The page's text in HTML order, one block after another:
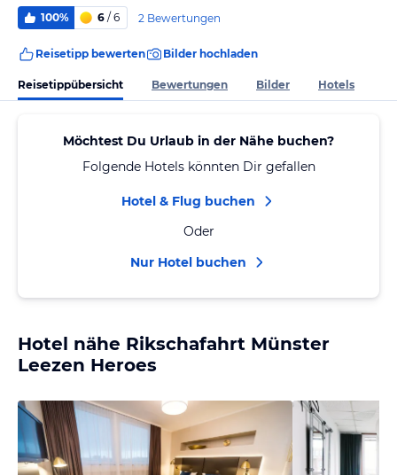
100% 6 / 6 2 Bewertungen
Reisetipp bewerten Bilder hochladen
Reisetippübersicht Bewertungen Bilder Hotels
Möchtest Du Urlaub in der Nähe buchen?
Folgende Hotels könnten Dir gefallen
Hotel & Flug buchen
Oder
Nur Hotel buchen
Hotel nähe Rikschafahrt Münster
Leezen Heroes